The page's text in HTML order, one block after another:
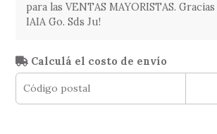
para las VENTAS MAYORISTAS.
IAIA Go. Sds Ju!
Calculá el costo de envío